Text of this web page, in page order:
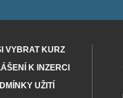
VYBRAT KURZ
K INZERCI
UŽITÍ